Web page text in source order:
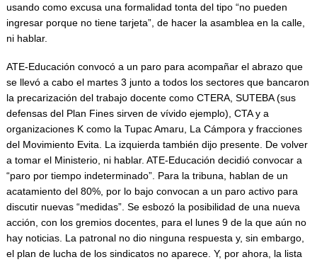
usando como excusa una formalidad tonta del tipo “no pueden
ingresar porque no tiene tarjeta”, de hacer la asamblea en la calle,
ni hablar.
ATE-Educación convocó a un paro para acompañar el abrazo que
se llevó a cabo el martes 3 junto a todos los sectores que bancaron
la precarización del trabajo docente como CTERA, SUTEBA (sus
defensas del Plan Fines sirven de vívido ejemplo), CTA y a
organizaciones K como la Tupac Amaru, La Cámpora y fracciones
del Movimiento Evita. La izquierda también dijo presente. De volver
a tomar el Ministerio, ni hablar. ATE-Educación decidió convocar a
“paro por tiempo indeterminado”. Para la tribuna, hablan de un
acatamiento del 80%, por lo bajo convocan a un paro activo para
discutir nuevas “medidas”. Se esbozó la posibilidad de una nueva
acción, con los gremios docentes, para el lunes 9 de la que aún no
hay noticias. La patronal no dio ninguna respuesta y, sin embargo,
el plan de lucha de los sindicatos no aparece. Y, por ahora, la lista